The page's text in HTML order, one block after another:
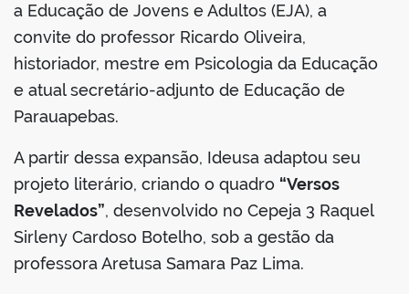
a Educação de Jovens e Adultos (EJA), a
convite do professor Ricardo Oliveira,
historiador, mestre em Psicologia da Educação
e atual secretário-adjunto de Educação de
Parauapebas.
A partir dessa expansão, Ideusa adaptou seu
projeto literário, criando o quadro “Versos
Revelados”, desenvolvido no Cepeja 3 Raquel
Sirleny Cardoso Botelho, sob a gestão da
professora Aretusa Samara Paz Lima.